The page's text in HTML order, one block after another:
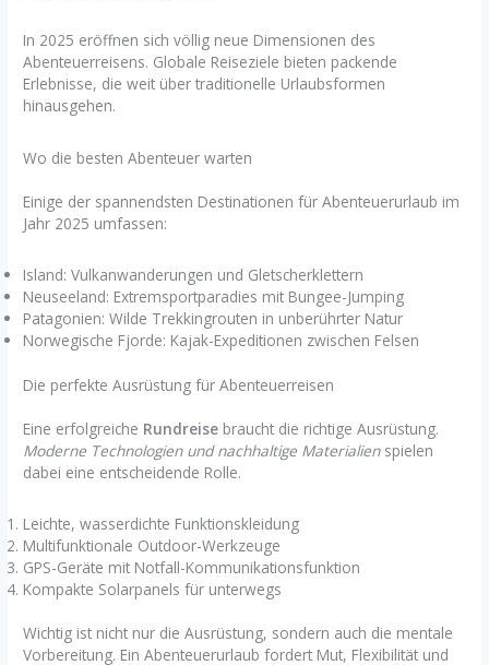
In 2025 eröffnen sich völlig neue Dimensionen des
Abenteuerreisens. Globale Reiseziele bieten packende
Erlebnisse, die weit über traditionelle Urlaubsformen
hinausgehen.
Wo die besten Abenteuer warten
Einige der spannendsten Destinationen für Abenteuerurlaub im
Jahr 2025 umfassen:
Island: Vulkanwanderungen und Gletscherklettern
Neuseeland: Extremsportparadies mit Bungee-Jumping
Patagonien: Wilde Trekkingrouten in unberührter Natur
Norwegische Fjorde: Kajak-Expeditionen zwischen Felsen
Die perfekte Ausrüstung für Abenteuerreisen
Eine erfolgreiche Rundreise braucht die richtige Ausrüstung.
Moderne Technologien und nachhaltige Materialienspielen
dabei eine entscheidende Rolle.
Leichte, wasserdichte Funktionskleidung
Multifunktionale Outdoor-Werkzeuge
GPS-Geräte mit Notfall-Kommunikationsfunktion
Kompakte Solarpanels für unterwegs
Wichtig ist nicht nur die Ausrüstung, sondern auch die mentale
Vorbereitung. Ein Abenteuerurlaub fordert Mut, Flexibilität und